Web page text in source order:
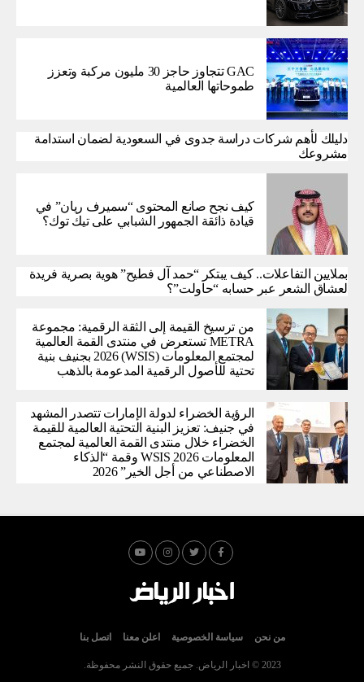
GAC تتجاوز حاجز 30 مليون مركبة وتعزز
طموحاتها العالمية
دليلك لأهم شركات دراسة جدوى في السعودية لضمان استدامة
مشروعك
كيف نجح صانع المحتوى “سميرف ريان” في
قيادة ذائقة الجمهور الشبابي على تيك توك؟
بملايين التفاعلات.. كيف يبتكر “حمد آل فطيح” هوية بصرية فريدة
لعشاق الشعر عبر حسابه “حاولت”؟
من ترسيخ القيمة إلى الثقة الرقمية: مجموعة
METRA تستعرض في منتدى القمة العالمية
لمجتمع المعلومات (WSIS) 2026 بجنيف بنية
تحتية للأصول الرقمية المدعومة بالذهب
الرؤية الخضراء لدولة الإمارات تتصدر المشهد
في جنيف: تعزيز البنية التحتية العالمية للقيمة
الخضراء خلال منتدى القمة العالمية لمجتمع
المعلومات WSIS 2026 وقمة “الذكاء
الاصطناعي من أجل الخير” 2026
من نحن سياسة الخصوصية اعلن معنا اتصل بنا
2023 © اخبار الرياض. جميع حقوق النشر محفوظة.